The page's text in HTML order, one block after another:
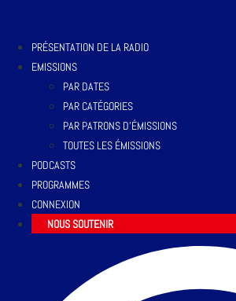
PRÉSENTATION DE LA RADIO
EMISSIONS
PAR DATES
PAR CATÉGORIES
PAR PATRONS D’ÉMISSIONS
TOUTES LES ÉMISSIONS
PODCASTS
PROGRAMMES
CONNEXION
NOUS SOUTENIR